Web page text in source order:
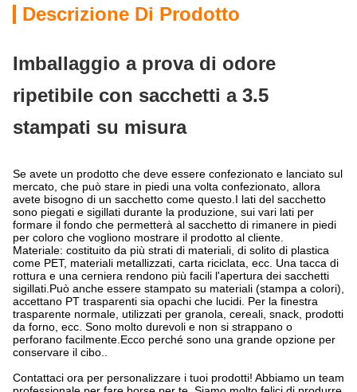
Descrizione Di Prodotto
Imballaggio a prova di odore
ripetibile con sacchetti a 3.5
stampati su misura
Se avete un prodotto che deve essere confezionato e lanciato sul
mercato, che può stare in piedi una volta confezionato, allora
avete bisogno di un sacchetto come questo.I lati del sacchetto
sono piegati e sigillati durante la produzione, sui vari lati per
formare il fondo che permetterà al sacchetto di rimanere in piedi
per coloro che vogliono mostrare il prodotto al cliente.
Materiale: costituito da più strati di materiali, di solito di plastica
come PET, materiali metallizzati, carta riciclata, ecc. Una tacca di
rottura e una cerniera rendono più facili l'apertura dei sacchetti
sigillati.Può anche essere stampato su materiali (stampa a colori),
accettano PT trasparenti sia opachi che lucidi. Per la finestra
trasparente normale, utilizzati per granola, cereali, snack, prodotti
da forno, ecc. Sono molto durevoli e non si strappano o
perforano facilmente.Ecco perché sono una grande opzione per
conservare il cibo..
Contattaci ora per personalizzare i tuoi prodotti! Abbiamo un team